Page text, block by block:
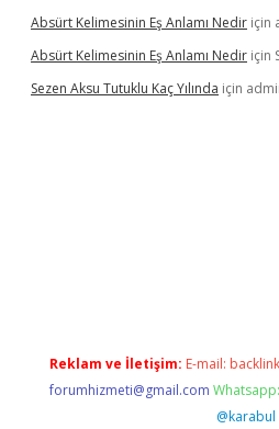
Absürt Kelimesinin Eş Anlamı Nedir için
Absürt Kelimesinin Eş Anlamı Nedir için
Sezen Aksu Tutuklu Kaç Yılında için
Reklam ve İletişim: E-mail:
forumhizmeti@gmail.com
@karabul